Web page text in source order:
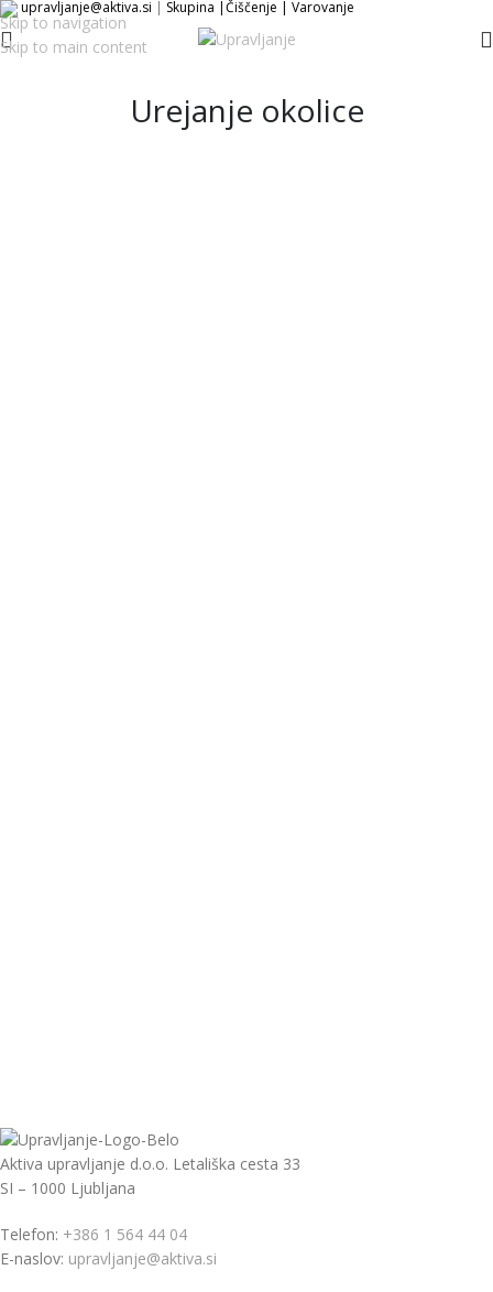
Skip to navigation
Skip to main content
upravljanje@aktiva.si | Skupina |Čiščenje | Varovanje
Urejanje okolice
Aktiva upravljanje d.o.o. Letališka cesta 33
SI – 1000 Ljubljana
Telefon: +386 1 564 44 04
E-naslov: upravljanje@aktiva.si